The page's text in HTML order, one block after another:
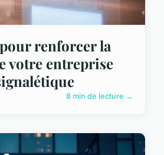
renforcer la
votre entreprise
8 min de lecture →